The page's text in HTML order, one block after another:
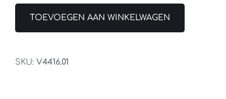
Sapporo
TOEVOEGEN AAN WINKELWAGEN
SKU: V4416.01